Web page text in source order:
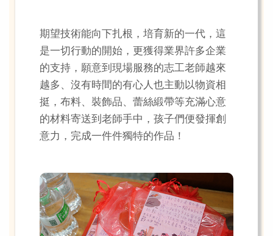
期望技術能向下扎根，培育新的一代，這
是一切行動的開始，更獲得業界許多企業
的支持，願意到現場服務的志工老師越來
越多、沒有時間的有心人也主動以物資相
挺，布料、裝飾品、蕾絲緞帶等充滿心意
的材料寄送到老師手中，孩子們便發揮創
意力，完成一件件獨特的作品！